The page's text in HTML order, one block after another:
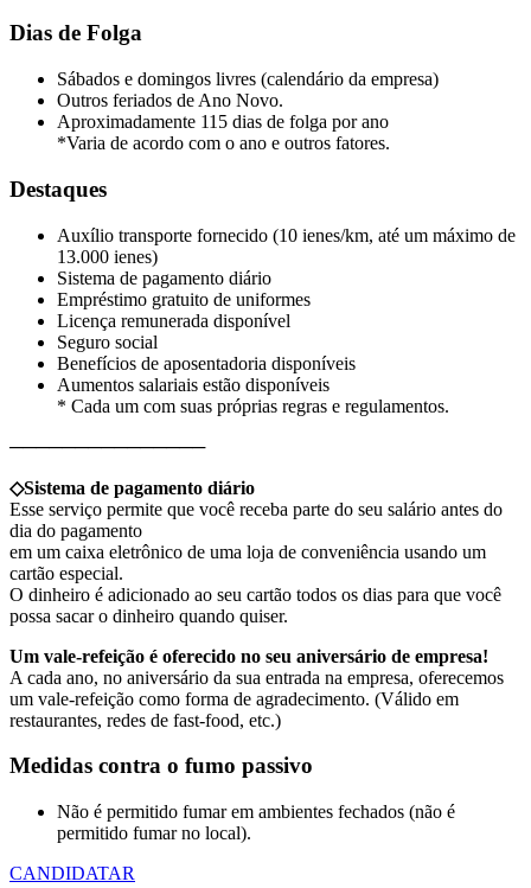
Dias de Folga
Sábados e domingos livres (calendário da empresa)
Outros feriados de Ano Novo.
Aproximadamente 115 dias de folga por ano
*Varia de acordo com o ano e outros fatores.
Destaques
Auxílio transporte fornecido (10 ienes/km, até um máximo de
13.000 ienes)
Sistema de pagamento diário
Empréstimo gratuito de uniformes
Licença remunerada disponível
Seguro social
Benefícios de aposentadoria disponíveis
Aumentos salariais estão disponíveis
* Cada um com suas próprias regras e regulamentos.
───────────────
◇Sistema de pagamento diário
Esse serviço permite que você receba parte do seu salário antes do
dia do pagamento
em um caixa eletrônico de uma loja de conveniência usando um
cartão especial.
O dinheiro é adicionado ao seu cartão todos os dias para que você
possa sacar o dinheiro quando quiser.
Um vale-refeição é oferecido no seu aniversário de empresa!
A cada ano, no aniversário da sua entrada na empresa, oferecemos
um vale-refeição como forma de agradecimento. (Válido em
restaurantes, redes de fast-food, etc.)
Medidas contra o fumo passivo
Não é permitido fumar em ambientes fechados (não é
permitido fumar no local).
CANDIDATAR